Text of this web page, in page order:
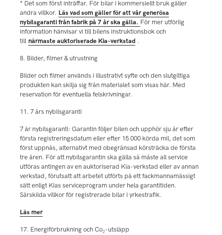
* Det som först inträffar. För bilar i kommersiellt bruk gäller
andra villkor. Läs vad som gäller för att vår generösa
nybilsgaranti från fabrik på 7 år ska gälla. För mer utförlig
information hänvisar vi till bilens instruktionsbok och
till närmaste auktoriserade Kia-verkstad .
8. Bilder, filmer & utrustning
Bilder och filmer används i illustrativt syfte och den slutgiltiga
produkten kan skilja sig från materialet som visas här. Med
reservation för eventuella felskrivningar.
11. 7 års nybilsgaranti
7 år nybilsgaranti: Garantin följer bilen och upphör sju år efter
första registreringsdatum eller efter 15 000 körda mil, det som
först uppnås, alternativt med obegränsad körsträcka de första
tre åren. För att nybilsgarantin ska gälla så måste all service
utföras antingen av en auktoriserad Kia-verkstad eller av annan
verkstad, förutsatt att arbetet utförts på ett fackmannamässigt
sätt enligt Kias serviceprogram under hela garantitiden.
Särskilda villkor för registrerade bilar i yrkestrafik.
Läs mer
17. Energiförbrukning och Co₂-utsläpp